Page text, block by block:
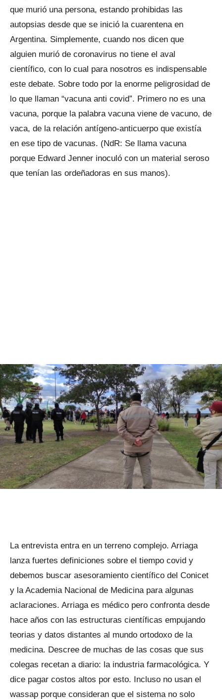
que murió una persona, estando prohibidas las
autopsias desde que se inició la cuarentena en
Argentina. Simplemente, cuando nos dicen que
alguien murió de coronavirus no tiene el aval
científico, con lo cual para nosotros es indispensable
este debate. Sobre todo por la enorme peligrosidad de
lo que llaman “vacuna anti covid”. Primero no es una
vacuna, porque la palabra vacuna viene de vacuno, de
vaca, de la relación antígeno-anticuerpo que existía
en ese tipo de vacunas. (NdR: Se llama vacuna
porque Edward Jenner inoculó con un material seroso
que tenían las ordeñadoras en sus manos).
La entrevista entra en un terreno complejo. Arriaga
lanza fuertes definiciones sobre el tiempo covid y
debemos buscar asesoramiento científico del Conicet
y la Academia Nacional de Medicina para algunas
aclaraciones. Arriaga es médico pero confronta desde
hace años con las estructuras científicas empujando
teorias y datos distantes al mundo ortodoxo de la
medicina. Descree de muchas de las cosas que sus
colegas recetan a diario: la industria farmacológica. Y
dice pagar costos altos por esto. Incluso no usan el
wassap porque consideran que el sistema no solo